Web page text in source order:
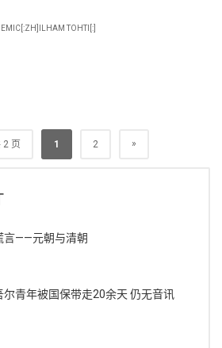
TOHTI[:]
2 页 1 2 »
言——元朝与清朝
青年被国保带走20余天 仍无音讯